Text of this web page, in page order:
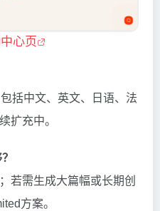
心页
括中文、英文、日语、法
扩充中。
若需生成大篇幅或长期创
方案。